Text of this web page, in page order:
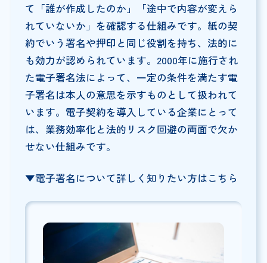
て「誰が作成したのか」「途中で内容が変えら
れていないか」を確認する仕組みです。紙の契
約でいう署名や押印と同じ役割を持ち、法的に
も効力が認められています。2000年に施行され
た電子署名法によって、一定の条件を満たす電
子署名は本人の意思を示すものとして扱われて
います。電子契約を導入している企業にとって
は、業務効率化と法的リスク回避の両面で欠か
せない仕組みです。
▼電子署名について詳しく知りたい方はこちら